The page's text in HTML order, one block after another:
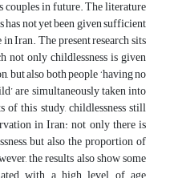
in future. The literature
not yet been given sufficient
Iran. The present research sits
not only childlessness is given
but also both people ‘having no
are simultaneously taken into
this study, childlessness still
in Iran: not only there is
but also the proportion of
the results also show some